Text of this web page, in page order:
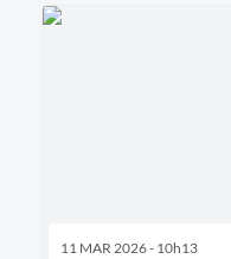
11 MAR 2026 - 10h13